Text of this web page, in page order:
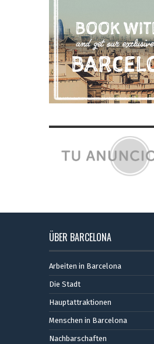
ÜBER BARCELONA
Arbeiten in Barcelona
Die Stadt
Hauptattraktionen
Menschen in Barcelona
Nachbarschaften